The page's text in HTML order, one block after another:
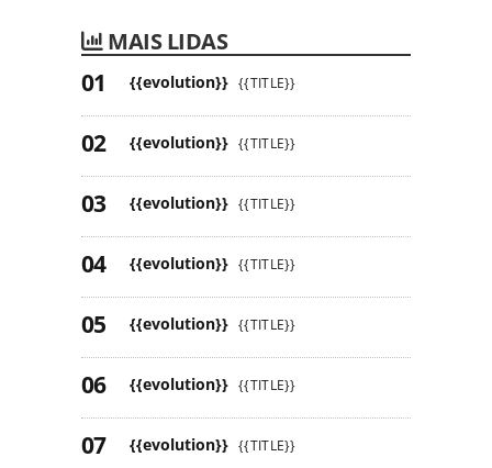
MAIS LIDAS
{{evolution}} {{TITLE}}
{{evolution}} {{TITLE}}
{{evolution}} {{TITLE}}
{{evolution}} {{TITLE}}
{{evolution}} {{TITLE}}
{{evolution}} {{TITLE}}
{{evolution}} {{TITLE}}